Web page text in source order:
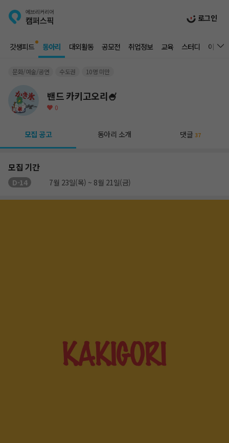
로그인
갓생피드 동아리 대외활동 공모전 취업정보 교육 스터디 이벤트
문화/예술/공연 수도권 10명 미만
밴드 카키고오리🍧
0
모집 공고 동아리 소개 댓글 37
모집 기간
D-14 7월 23일(목) ~ 8월 21일(금)